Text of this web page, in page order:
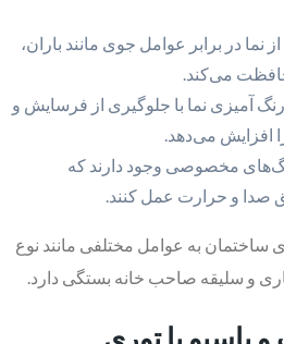
نما در برابر عوامل جوی مانند باران،
می‌کند.
رنگ آمیزی نما با جلوگیری از فرسایش و
افزایش می‌دهد.
مخصوصی وجود دارند که
صدا و حرارت عمل کنند.
ساختمان به عوامل مختلفی مانند نوع
و سلیقه صاحب خانه بستگی دارد.
پاسیو با توری